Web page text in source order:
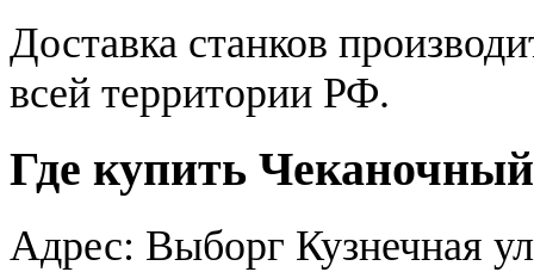
Доставка станков
всей территории РФ.
Где купить
Адрес: Выборг Кузнечная